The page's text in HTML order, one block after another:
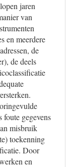
jaren
van
en meerdere
de
de deels
foute gegevens
misbruik
toekenning
Door
en